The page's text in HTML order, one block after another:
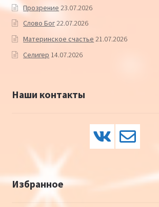
Прозрение 23.07.2026
Слово Бог22.07.2026
Материнское счастье 21.07.2026
Селигер 14.07.2026
Наши контакты
Избранное